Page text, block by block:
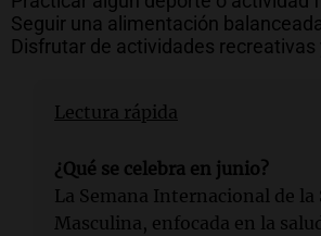
Seguir una alimentación
Disfrutar de actividades recreativas
Lectura rápida
¿Qué se celebra en junio?
La Semana Internacional de la
Masculina, enfocada en la